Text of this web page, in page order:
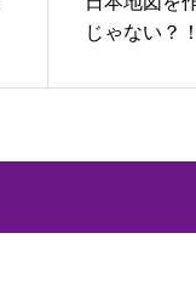
じゃない？